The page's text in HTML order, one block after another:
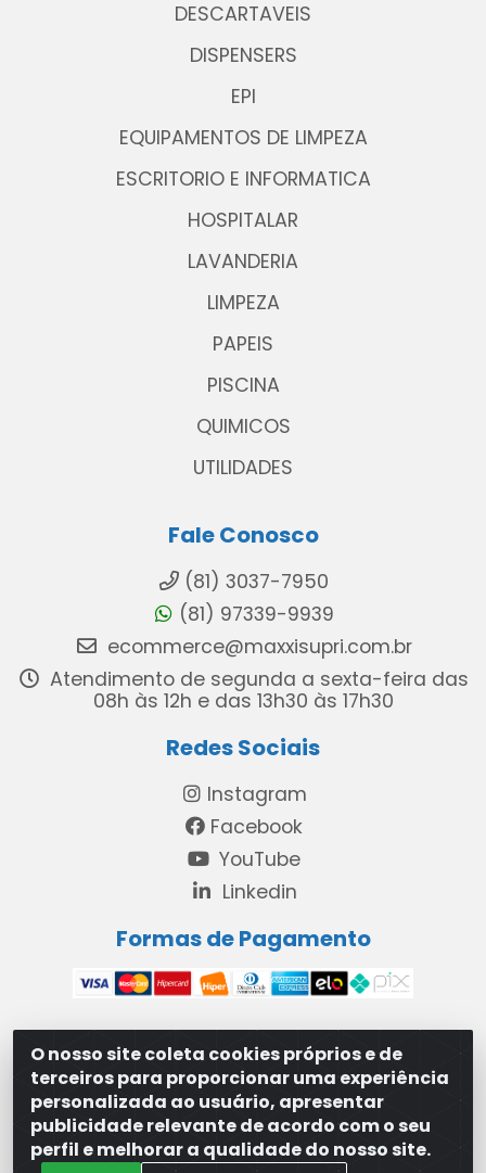
O nosso site coleta cookies próprios e de
terceiros para proporcionar uma experiência
personalizada ao usuário, apresentar
publicidade relevante de acordo com o seu
perfil e melhorar a qualidade do nosso site.
DESCARTAVEIS
DISPENSERS
EPI
EQUIPAMENTOS DE LIMPEZA
ESCRITORIO E INFORMATICA
HOSPITALAR
LAVANDERIA
LIMPEZA
PAPEIS
PISCINA
QUIMICOS
UTILIDADES
Fale Conosco
(81) 3037-7950
(81) 97339-9939
ecommerce@maxxisupri.com.br
Atendimento de segunda a sexta-feira das
08h às 12h e das 13h30 às 17h30
Redes Sociais
Instagram
Facebook
YouTube
Linkedin
Formas de Pagamento
MAXXISUPRI COMÉRCIO DE SANEANTES LTDA - Avenida
Antônio Cabral de Souza, 2872 - Maranguape II -
Paulista/PE - CEP 53.421-420 - 31.329.180/0001-83